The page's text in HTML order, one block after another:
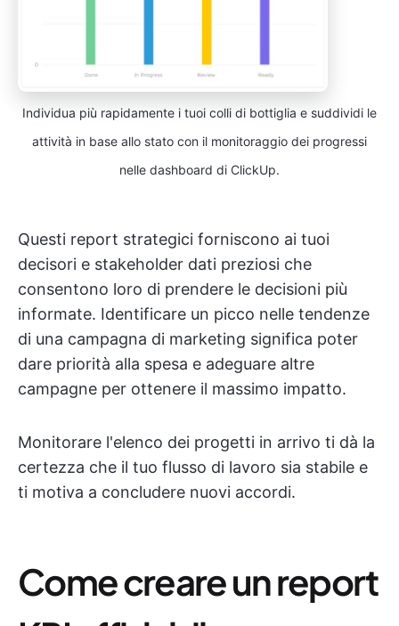
Individua più rapidamente i tuoi colli di bottiglia e suddividi le
attività in base allo stato con il monitoraggio dei progressi
nelle dashboard di ClickUp.
Questi report strategici forniscono ai tuoi
decisori e stakeholder dati preziosi che
consentono loro di prendere le decisioni più
informate. Identificare un picco nelle tendenze
di una campagna di marketing significa poter
dare priorità alla spesa e adeguare altre
campagne per ottenere il massimo impatto.
Monitorare l'elenco dei progetti in arrivo ti dà la
certezza che il tuo flusso di lavoro sia stabile e
ti motiva a concludere nuovi accordi.
Come creare un report